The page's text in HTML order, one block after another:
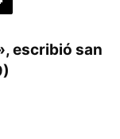
escribió san